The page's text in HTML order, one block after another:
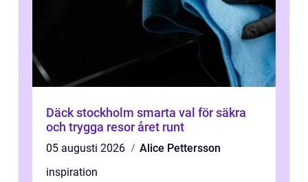
Däck stockholm smarta val för säkra
och trygga resor året runt
05 augusti 2026
Alice Pettersson
inspiration